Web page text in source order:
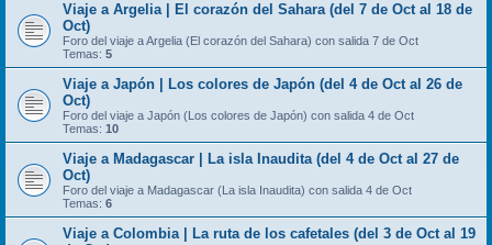
Viaje a Argelia | El corazón del Sahara (del 7 de Oct al 18 de
Oct)
Foro del viaje a Argelia (El corazón del Sahara) con salida 7 de Oct
Temas: 5
Viaje a Japón | Los colores de Japón (del 4 de Oct al 26 de
Oct)
Foro del viaje a Japón (Los colores de Japón) con salida 4 de Oct
Temas: 10
Viaje a Madagascar | La isla Inaudita (del 4 de Oct al 27 de
Oct)
Foro del viaje a Madagascar (La isla Inaudita) con salida 4 de Oct
Temas: 6
Viaje a Colombia | La ruta de los cafetales (del 3 de Oct al 19